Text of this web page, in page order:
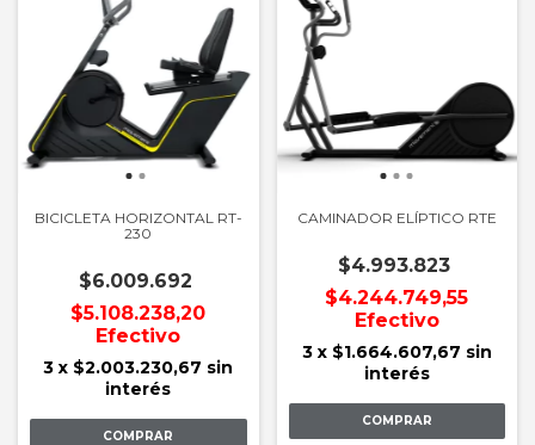
BICICLETA HORIZONTAL RT-
230
$6.009.692
$5.108.238,20
Efectivo
3 x $2.003.230,67 sin
interés
CAMINADOR ELÍPTICO RTE
$4.993.823
$4.244.749,55
Efectivo
3 x $1.664.607,67 sin
interés